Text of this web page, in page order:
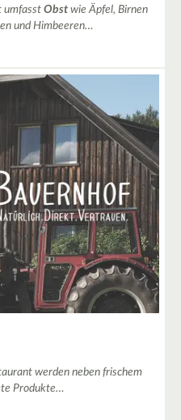
umfasst Obst wie Äpfel, Birnen
und Himbeeren…
werden neben frischem
Produkte…